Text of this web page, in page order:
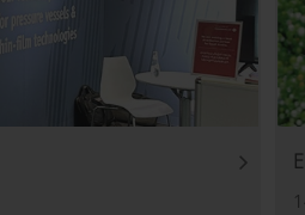
Website, siehe unterhalb.